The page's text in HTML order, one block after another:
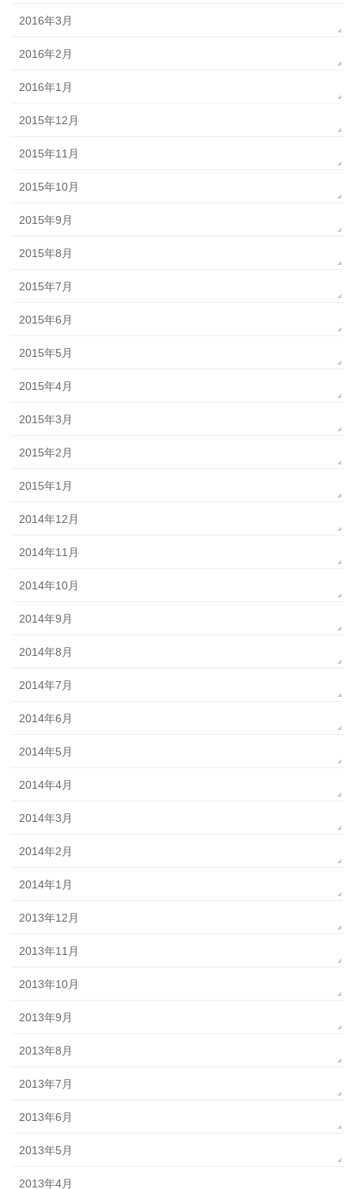
2016年3月
2016年2月
2016年1月
2015年12月
2015年11月
2015年10月
2015年9月
2015年8月
2015年7月
2015年6月
2015年5月
2015年4月
2015年3月
2015年2月
2015年1月
2014年12月
2014年11月
2014年10月
2014年9月
2014年8月
2014年7月
2014年6月
2014年5月
2014年4月
2014年3月
2014年2月
2014年1月
2013年12月
2013年11月
2013年10月
2013年9月
2013年8月
2013年7月
2013年6月
2013年5月
2013年4月